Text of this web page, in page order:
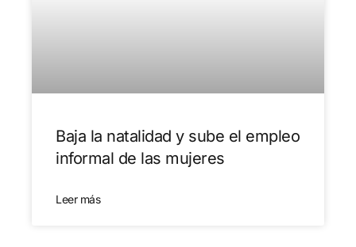
Baja la natalidad y sube el empleo
informal de las mujeres
Leer más